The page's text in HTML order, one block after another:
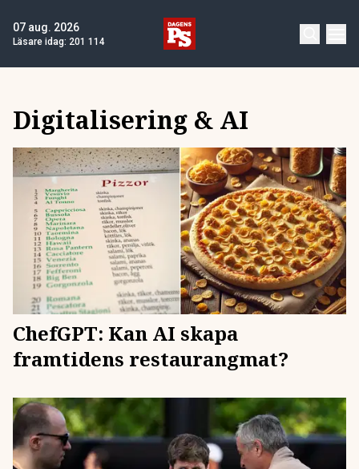
07 aug. 2026
Läsare idag: 201 114
Digitalisering & AI
ChefGPT: Kan AI skapa
framtidens restaurangmat?